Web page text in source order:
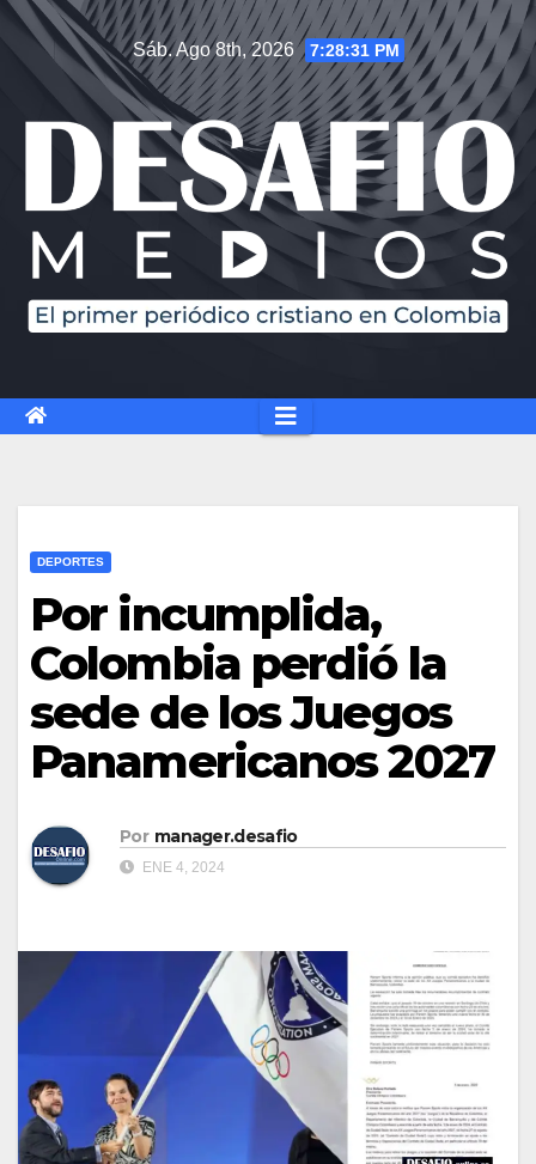
Sáb. Ago 8th, 2026 7:28:32 PM
DEPORTES
Por incumplida,
Colombia perdió la
sede de los Juegos
Panamericanos 2027
Por manager.desafio
ENE 4, 2024